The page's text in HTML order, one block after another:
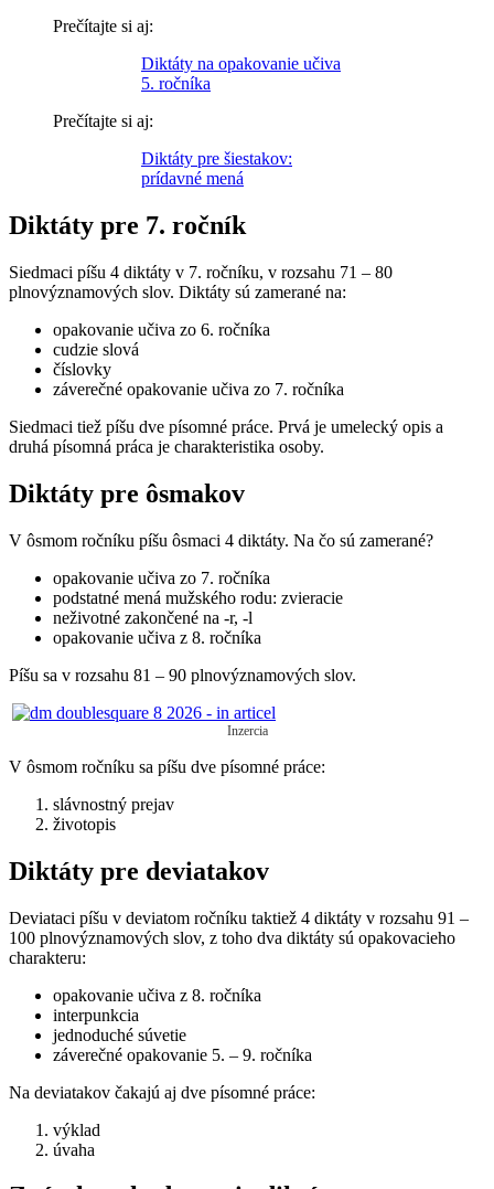
Prečítajte si aj:
Diktáty na opakovanie učiva
5. ročníka
Prečítajte si aj:
Diktáty pre šiestakov:
prídavné mená
Diktáty pre 7. ročník
Siedmaci píšu 4 diktáty v 7. ročníku, v rozsahu 71 – 80
plnovýznamových slov. Diktáty sú zamerané na:
opakovanie učiva zo 6. ročníka
cudzie slová
číslovky
záverečné opakovanie učiva zo 7. ročníka
Siedmaci tiež píšu dve písomné práce. Prvá je umelecký opis a
druhá písomná práca je charakteristika osoby.
Diktáty pre ôsmakov
V ôsmom ročníku píšu ôsmaci 4 diktáty. Na čo sú zamerané?
opakovanie učiva zo 7. ročníka
podstatné mená mužského rodu: zvieracie
neživotné zakončené na -r, -l
opakovanie učiva z 8. ročníka
Píšu sa v rozsahu 81 – 90 plnovýznamových slov.
Inzercia
V ôsmom ročníku sa píšu dve písomné práce:
slávnostný prejav
životopis
Diktáty pre deviatakov
Deviataci píšu v deviatom ročníku taktiež 4 diktáty v rozsahu 91 –
100 plnovýznamových slov, z toho dva diktáty sú opakovacieho
charakteru:
opakovanie učiva z 8. ročníka
interpunkcia
jednoduché súvetie
záverečné opakovanie 5. – 9. ročníka
Na deviatakov čakajú aj dve písomné práce:
výklad
úvaha